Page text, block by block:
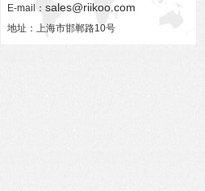
E-mail： sales@riikoo.com
地址：上海市邯郸路10号